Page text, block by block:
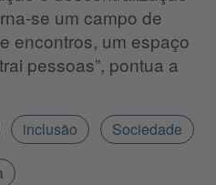
se um campo de
encontros, um espaço
pessoas”, pontua a
inclusão Sociedade